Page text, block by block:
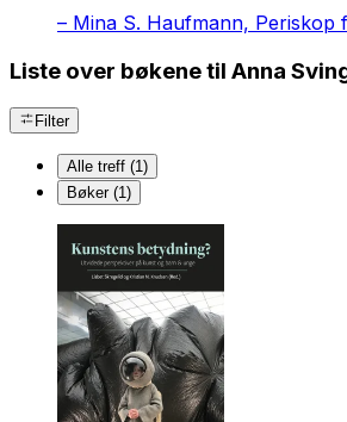
– Mina S. Haufmann, Periskop
Liste over bøkene til Anna
Filter
Alle treff (1)
Bøker (1)